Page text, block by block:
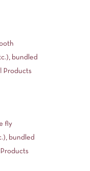
bundled
Products
fly
bundled